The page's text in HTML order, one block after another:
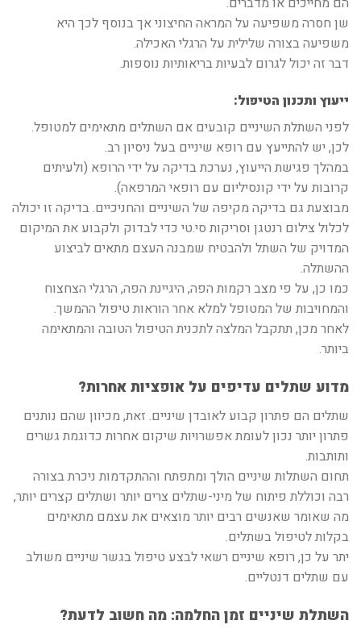
שן חסרה משפיעה על המראה החיצוני אך בנוסף לכך היא
משפיעה בצורה שלילית על הרגלי האכילה.
דבר זה יכול לגרום לבעיות בריאותיות נוספות.
ייעוץ ותכנון הטיפול:
לפני השתלת השיניים קובעים אם השתלים מתאימים למטופל.
לכן, יש להתייעץ עם רופא שיניים בעל ניסיון רב.
במהלך פגישת הייעוץ, נערכת בדיקה על ידי הרופא (ולעיתים
קרובות על ידי קונסיליום עם רופאי המרפאה).
מבוצעת גם בדיקה מקיפה של השיניים והחניכיים. בדיקה זו יכולה
לכלול צילום רנטגן וסריקות סי.טי כדי לבדוק ולקבוע את המיקום
המדויק של השתל ולהבטיח שמבנה העצם מתאים לביצוע
ההשתלה.
כמו כן, על פי מצב רקמות הפה, היגיינת הפה, הרגלי הצחצוח
והמחויבות של המטופל למלא אחר הוראות טיפול ההמשך.
לאחר מכן, תתקבל המלצה לתכנית הטיפול הטובה והמתאימה
ביותר.
מדוע שתלים עדיפים על אופציות אחרות?
שתלים הם פתרון קבוע לאובדן שיניים. זאת, מכיוון שהם נותנים
פתרון יותר נכון לעומת אפשרויות שיקום אחרות כדוגמת גשרים
ותותבות.
תחום השתלות שיניים הולך ומתפתח וההתקדמות ניכרת בצורה
רבה וכוללת פיתוח של מיני-שתלים צרים יותר ושתלים קצרים יותר,
מה שאומר שאנשים רבים יותר מוצאים את עצמם מתאימים
בקלות לטיפול בשתלים.
יתר על כן, רופא שיניים רשאי לבצע טיפול בגשר שיניים משולב
עם שתלים דנטליים.
השתלת שיניים זמן החלמה: מה חשוב לדעת?